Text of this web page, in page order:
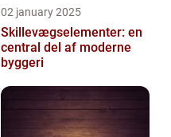
02 january 2025
Skillevægselementer: en
central del af moderne
byggeri